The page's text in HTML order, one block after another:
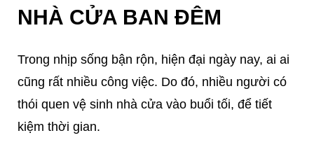
NHÀ CỬA BAN ĐÊM
Trong nhịp sống bận rộn, hiện đại ngày nay, ai ai
cũng rất nhiều công việc. Do đó, nhiều người có
thói quen vệ sinh nhà cửa vào buổi tối, để tiết
kiệm thời gian.